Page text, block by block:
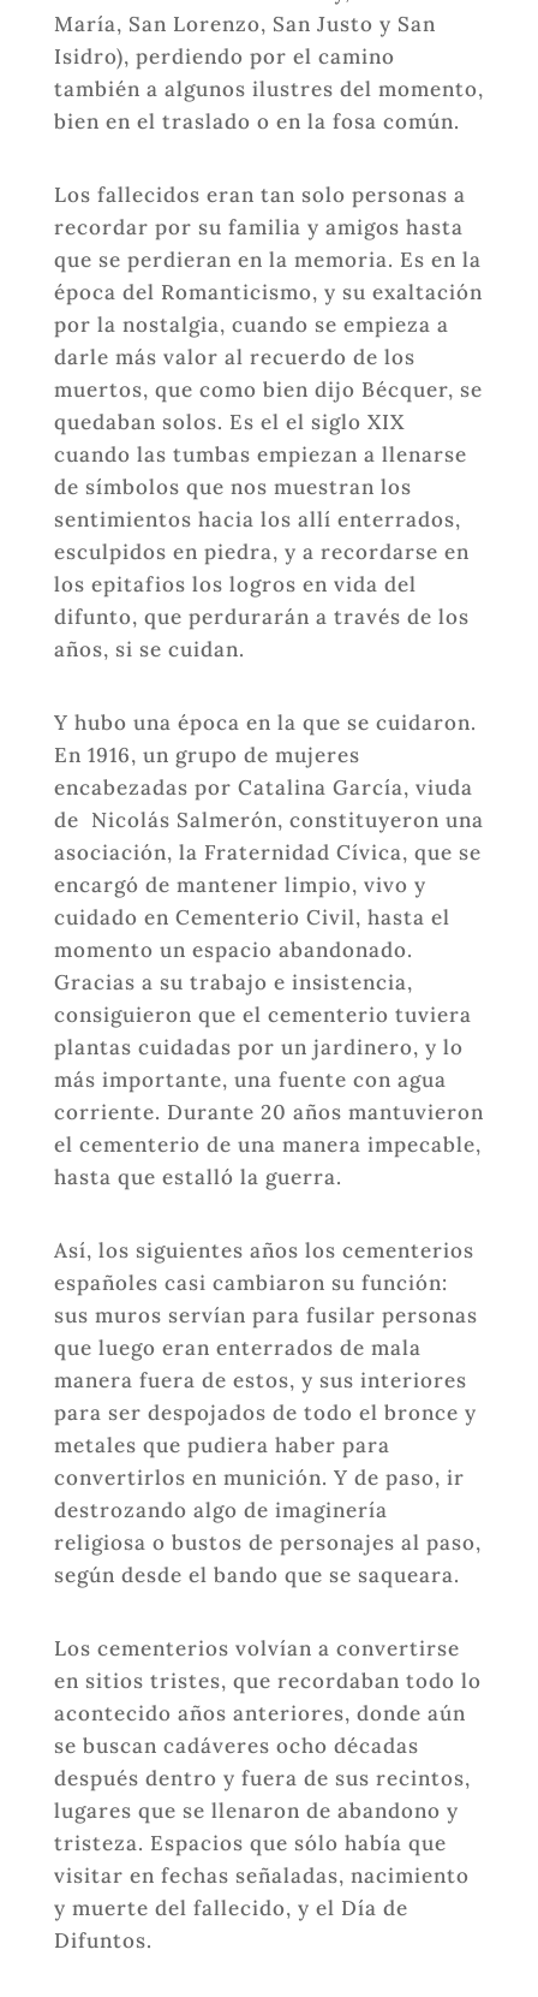
María, San Lorenzo, San Justo y San
Isidro), perdiendo por el camino
también a algunos ilustres del momento,
bien en el traslado o en la fosa común.
Los fallecidos eran tan solo personas a
recordar por su familia y amigos hasta
que se perdieran en la memoria. Es en la
época del Romanticismo, y su exaltación
por la nostalgia, cuando se empieza a
darle más valor al recuerdo de los
muertos, que como bien dijo Bécquer, se
quedaban solos. Es el el siglo XIX
cuando las tumbas empiezan a llenarse
de símbolos que nos muestran los
sentimientos hacia los allí enterrados,
esculpidos en piedra, y a recordarse en
los epitafios los logros en vida del
difunto, que perdurarán a través de los
años, si se cuidan.
Y hubo una época en la que se cuidaron.
En 1916, un grupo de mujeres
encabezadas por Catalina García, viuda
de Nicolás Salmerón, constituyeron una
asociación, la Fraternidad Cívica, que se
encargó de mantener limpio, vivo y
cuidado en Cementerio Civil, hasta el
momento un espacio abandonado.
Gracias a su trabajo e insistencia,
consiguieron que el cementerio tuviera
plantas cuidadas por un jardinero, y lo
más importante, una fuente con agua
corriente. Durante 20 años mantuvieron
el cementerio de una manera impecable,
hasta que estalló la guerra.
Así, los siguientes años los cementerios
españoles casi cambiaron su función:
sus muros servían para fusilar personas
que luego eran enterrados de mala
manera fuera de estos, y sus interiores
para ser despojados de todo el bronce y
metales que pudiera haber para
convertirlos en munición. Y de paso, ir
destrozando algo de imaginería
religiosa o bustos de personajes al paso,
según desde el bando que se saqueara.
Los cementerios volvían a convertirse
en sitios tristes, que recordaban todo lo
acontecido años anteriores, donde aún
se buscan cadáveres ocho décadas
después dentro y fuera de sus recintos,
lugares que se llenaron de abandono y
tristeza. Espacios que sólo había que
visitar en fechas señaladas, nacimiento
y muerte del fallecido, y el Día de
Difuntos.